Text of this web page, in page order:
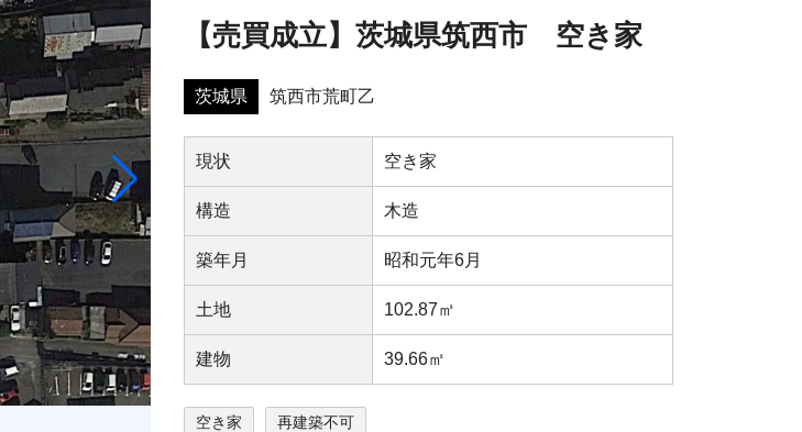
【売買成立】茨城県筑西市 空き家
茨城県 筑西市荒町乙
現状 空き家
構造 木造
築年⽉ 昭和元年6月
⼟地 102.87㎡
建物 39.66㎡
空き家 再建築不可